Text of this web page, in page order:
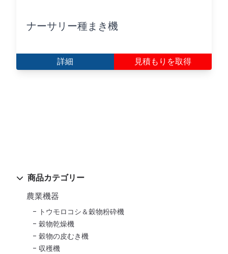
商品カテゴリー
農業機器
トウモロコシ＆穀物粉砕機
穀物乾燥機
穀物の皮むき機
収穫機
ナーサリー種まき機
詳細 見積もりを取得